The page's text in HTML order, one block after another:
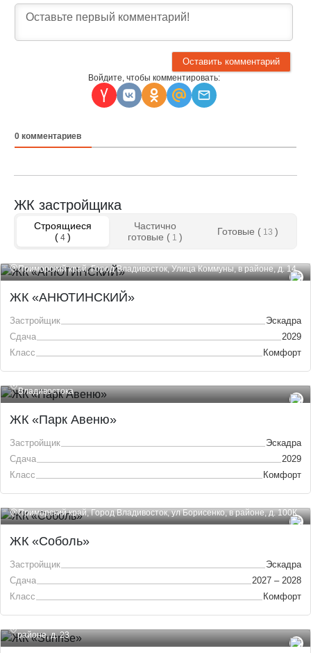
Войдите, чтобы комментировать:
0 комментариев
ЖК застройщика
Строящиеся
( 4 )
Частично
готовые ( 1 ) Готовые ( 13 )
Приморский край, Город Владивосток, Улица Коммуны, в районе, д. 14
ЖК «АНЮТИНСКИЙ»
Застройщик
Эскадра
Сдача
2029
Класс
Комфорт
Владивостока
ЖК «Парк Авеню»
Застройщик
Эскадра
Сдача
2029
Класс
Комфорт
Приморский край, Город Владивосток, ул Борисенко, в районе, д. 100К
ЖК «Соболь»
Застройщик
Эскадра
Сдача
2027 – 2028
Класс
Комфорт
районе, д. 23